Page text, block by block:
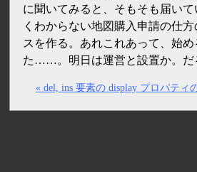
に聞いてみると、そもそも届い
くわからない地図購入申請の仕
スを作る。あれこれあって、始
た……。明日は運営と設置か。だ
« del, ins 要素の display プロパティ